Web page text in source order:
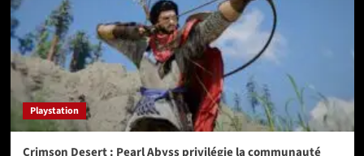
Playstation
Crimson Desert : Pearl Abyss privilégie la communauté